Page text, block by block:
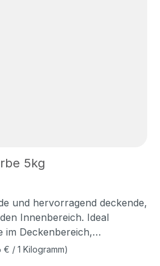
5kg
und hervorragend deckende,
Innenbereich. Ideal
im Deckenbereich,
die einen
€ / 1 Kilogramm)